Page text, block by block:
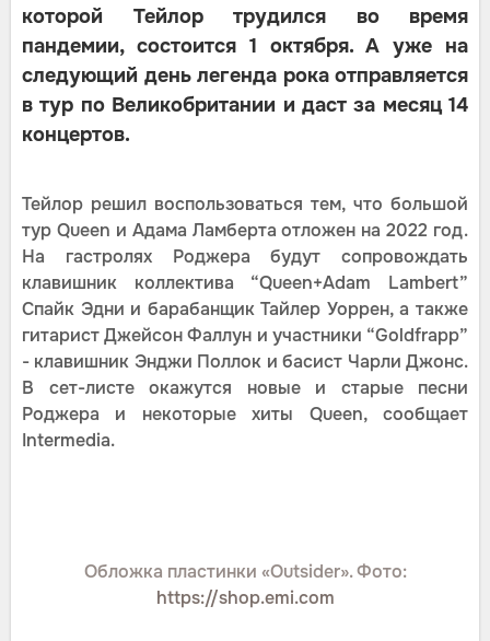
которой Тейлор трудился во время
пандемии, состоится 1 октября. А уже на
следующий день легенда рока отправляется
в тур по Великобритании и даст за месяц 14
концертов.
Тейлор решил воспользоваться тем, что большой
тур Queen и Адама Ламберта отложен на 2022 год.
На гастролях Роджера будут сопровождать
клавишник коллектива “Queen+Adam Lambert”
Спайк Эдни и барабанщик Тайлер Уоррен, а также
гитарист Джейсон Фаллун и участники “Goldfrapp”
- клавишник Энджи Поллок и басист Чарли Джонс.
В сет-листе окажутся новые и старые песни
Роджера и некоторые хиты Queen, сообщает
Intermedia.
Обложка пластинки «Outsider». Фото:
https://shop.emi.com